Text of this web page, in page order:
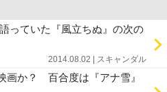
っていた『風立ちぬ』の次の
2014.08.02 | スキャンダル
画か？ 百合度は『アナ雪』